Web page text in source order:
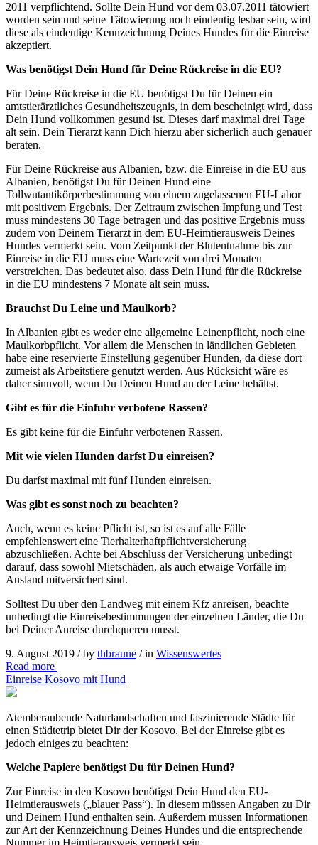
2011 verpflichtend. Sollte Dein Hund vor dem 03.07.2011 tätowiert
worden sein und seine Tätowierung noch eindeutig lesbar sein, wird
diese als eindeutige Kennzeichnung Deines Hundes für die Einreise
akzeptiert.
Was benötigst Dein Hund für Deine Rückreise in die EU?
Für Deine Rückreise in die EU benötigst Du für Deinen ein
amtstierärztliches Gesundheitszeugnis, in dem bescheinigt wird, dass
Dein Hund vollkommen gesund ist. Dieses darf maximal drei Tage
alt sein. Dein Tierarzt kann Dich hierzu aber sicherlich auch genauer
beraten.
Für Deine Rückreise aus Albanien, bzw. die Einreise in die EU aus
Albanien, benötigst Du für Deinen Hund eine
Tollwutantikörperbestimmung von einem zugelassenen EU-Labor
mit positivem Ergebnis. Der Zeitraum zwischen Impfung und Test
muss mindestens 30 Tage betragen und das positive Ergebnis muss
zudem von Deinem Tierarzt in dem EU-Heimtierausweis Deines
Hundes vermerkt sein. Vom Zeitpunkt der Blutentnahme bis zur
Einreise in die EU muss eine Wartezeit von drei Monaten
verstreichen. Das bedeutet also, dass Dein Hund für die Rückreise
in die EU mindestens 7 Monate alt sein muss.
Brauchst Du Leine und Maulkorb?
In Albanien gibt es weder eine allgemeine Leinenpflicht, noch eine
Maulkorbpflicht. Vor allem die Menschen in ländlichen Gebieten
habe eine reservierte Einstellung gegenüber Hunden, da diese dort
zumeist als Arbeitstiere genutzt werden. Aus Rücksicht wäre es
daher sinnvoll, wenn Du Deinen Hund an der Leine behältst.
Gibt es für die Einfuhr verbotene Rassen?
Es gibt keine für die Einfuhr verbotenen Rassen.
Mit wie vielen Hunden darfst Du einreisen?
Du darfst maximal mit fünf Hunden einreisen.
Was gibt es sonst noch zu beachten?
Auch, wenn es keine Pflicht ist, so ist es auf alle Fälle
empfehlenswert eine Tierhalterhaftpflichtversicherung
abzuschließen. Achte bei Abschluss der Versicherung unbedingt
darauf, dass sowohl Mietschäden, als auch etwaige Vorfälle im
Ausland mitversichert sind.
Solltest Du über den Landweg mit einem Kfz anreisen, beachte
unbedingt die Einreisebestimmungen der einzelnen Länder, die Du
bei Deiner Anreise durchqueren musst.
9. August 2019 /by thbraune / in Wissenswertes
Read more
Einreise Kosovo mit Hund
Atemberaubende Naturlandschaften und faszinierende Städte für
einen Städtetrip bietet Dir der Kosovo. Bei der Einreise gibt es
jedoch einiges zu beachten:
Welche Papiere benötigst Du für Deinen Hund?
Zur Einreise in den Kosovo benötigst Dein Hund den EU-
Heimtierausweis („blauer Pass“). In diesem müssen Angaben zu Dir
und Deinem Hund enthalten sein. Außerdem müssen Informationen
zur Art der Kennzeichnung Deines Hundes und die entsprechende
Nummer im Heimtierausweis vermerkt sein.